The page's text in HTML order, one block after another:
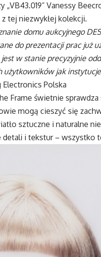
„VB43.019” Vanessy
tej niezwykłej kolekcji.
domu aukcyjnego
do prezentacji prac już
w stanie precyzyjnie
użytkowników jak
Electronics Polska
Frame świetnie
mogą cieszyć się
sztuczne i naturalne
i tekstur – wszystko